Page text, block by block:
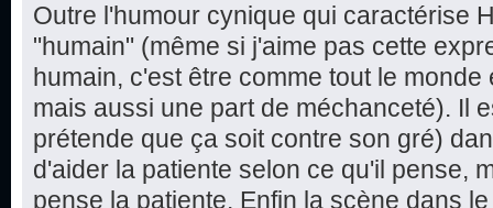
Outre l'humour cynique qui caractérise
"humain" (même si j'aime pas cette
humain, c'est être comme tout le
mais aussi une part de méchanceté). Il
prétende que ça soit contre son gré)
d'aider la patiente selon ce qu'il pense,
pense la patiente. Enfin la scène dans